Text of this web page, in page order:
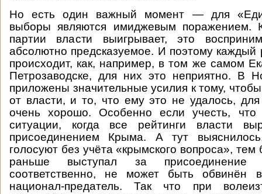
Но есть один важный момент — для
выборы являются имиджевым поражением.
партии власти выигрывает, это
абсолютно предсказуемое. И поэтому каждый
происходит, как, например, в том же самом
Петрозаводске, для них это неприятно. В
приложены значительные усилия к тому,
от власти, и то, что ему это не удалось,
очень хорошо. Особенно если учесть,
ситуации, когда все рейтинги власти
присоединением Крыма. А тут
голосуют без учёта «крымского вопроса», тем
раньше выступал за присоединение
соответственно, не может быть
национал-предатель. Так что при